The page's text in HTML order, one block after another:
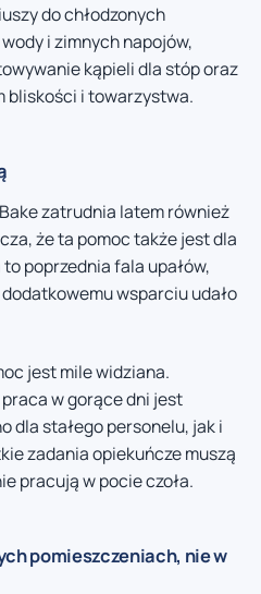
do chłodzonych
i zimnych napojów,
kąpieli dla stóp oraz
bliskości i towarzystwa.
zatrudnia latem również
że ta pomoc także jest dla
poprzednia fala upałów,
wsparciu udało
jest mile widziana.
w gorące dni jest
dla stałego personelu, jak i
zadania opiekuńcze muszą
pracują w pocie czoła.
pomieszczeniach, nie w